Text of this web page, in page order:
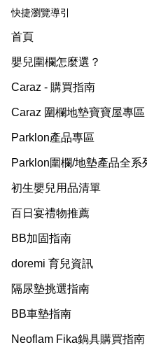
快捷瀏覽導引
首頁
嬰兒圍欄怎麼選？
Caraz - 購買指南
Caraz 圍欄地墊寶寶屋專區
Parklon產品專區
Parklon圍欄/地墊產品全系
初生嬰兒用品清單
百日宴禮物推薦
BB加固指南
doremi 育兒資訊
隔尿墊挑選指南
BB車墊指南
Neoflam Fika鍋具購買指南